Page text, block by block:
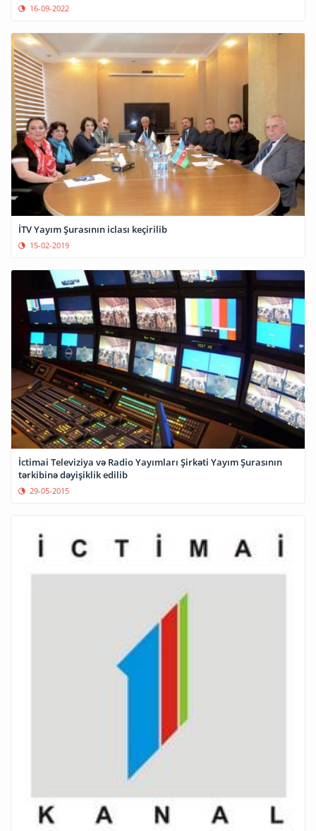
16-09-2022
İTV Yayım Şurasının iclası keçirilib
15-02-2019
İctimai Televiziya və Radio Yayımları Şirkəti Yayım Şurasının
tərkibinə dəyişiklik edilib
29-05-2015